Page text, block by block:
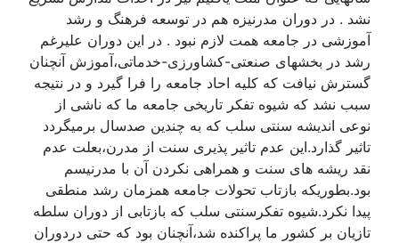
نشد . در دوران مدرنیزه هم در توسعه فرهنگ و رشد
آموزشی در جامعه همت لازم نبود . در این دوران علیرغم
رشد در بخشهای صنعتی-کشاورزی-خدماتی،آموزش آنچنان
گسترش نیافت که کلیه احاد جامعه را فرا گیرد و در نتیجه
سبب نشد که شیوه تفکر تاریخی جامعه ما که ناشی از
نوعی اندیشه سنتی سلب که به چندین صدسال برمیگردد
تاثیر گذارد.این عدم تاثیر پذیری سنت از مدرن،بعلت عدم
نقد ریشه های سنت و همراهی نکردن آن با مدرنیسم
بود.بطوریکه بازتاب تحولات جامعه همزمان رشد منطقی
پیدا نکرد.شیوه تفکرسنتی سلب که بازتابی از دوران سلطه
تازیان بر کشور ما پراکنده شد،آنچنان بود که حتی دردوران